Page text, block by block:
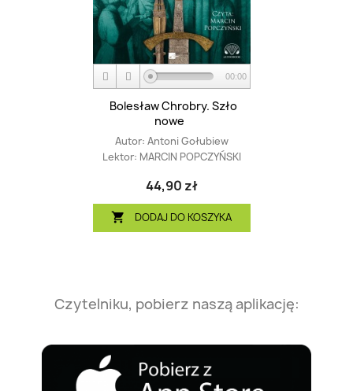
00:00
Bolesław Chrobry. Szło
nowe
Autor: Antoni Gołubiew
Lektor: MARCIN POPCZYŃSKI
44,90 zł
 DODAJ DO KOSZYKA
Czytelniku, pobierz naszą aplikację: